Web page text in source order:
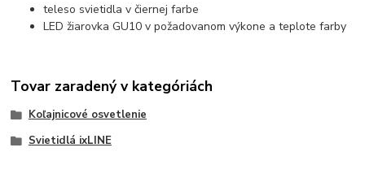
teleso svietidla v čiernej farbe
LED žiarovka GU10 v požadovanom výkone a teplote farby
Tovar zaradený v kategóriách
Koľajnicové osvetlenie
Svietidlá ixLINE